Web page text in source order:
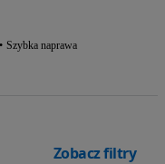
Szybka naprawa
Zobacz filtry